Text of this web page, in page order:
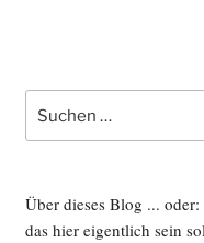
nach:
Über dieses Blog ...
das hier eigentlich sein